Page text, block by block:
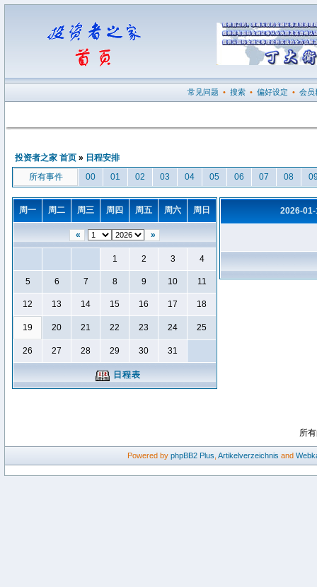
常见问题 • 搜索 • 偏好设定 • 会员
投资者之家 首页 » 日程安排
所有事件
00 01 02 03 04 05 06 07 08
周一 周二 周三 周四 周五 周六 周日
« »
1 2 3 4
5 6 7 8 9 10 11
12 13 14 15 16 17 18
19 20 21 22 23 24 25
26 27 28 29 30 31
日程表
2026-
所
Powered by phpBB2 Plus Artikelverzeichnis and